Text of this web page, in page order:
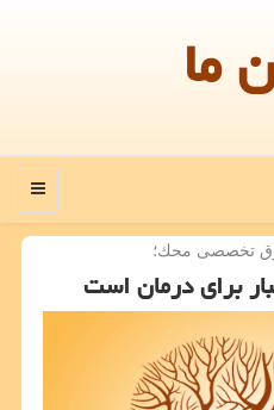
ما
منو
تخصصی محك؛
برای درمان است